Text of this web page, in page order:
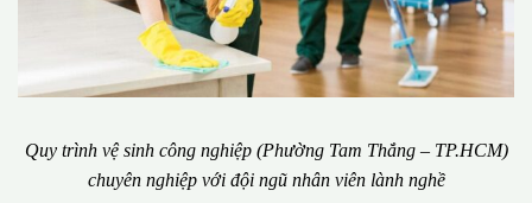
Quy trình vệ sinh công nghiệp (Phường Tam Thắng – TP.HCM)
chuyên nghiệp với đội ngũ nhân viên lành nghề